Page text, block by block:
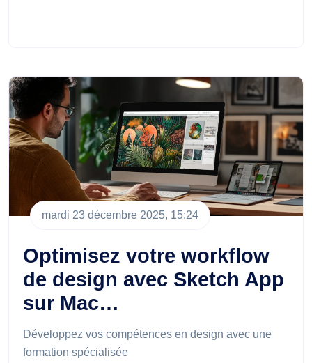
mardi 23 décembre 2025, 15:24
Optimisez votre workflow
de design avec Sketch App
sur Mac…
Développez vos compétences en design avec une
formation spécialisée